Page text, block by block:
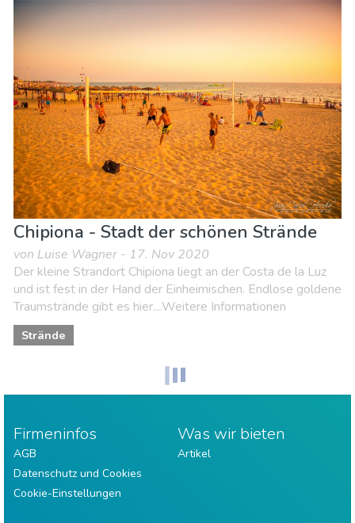
Strände
Chipiona - Stadt der schönen Strände
von Luise Wagner - 17. Nov 2020
Der kleine Strandort Chipiona liegt an der Costa de la Luz
und ist fest in der Hand der Einheimischen. Endlose goldene
Traumstrände gibt es hier....Weitere Informationen
Strände
Firmeninfos
AGB
Datenschutz und Cookies
Cookie-Einstellungen
Was wir bieten
Artikel